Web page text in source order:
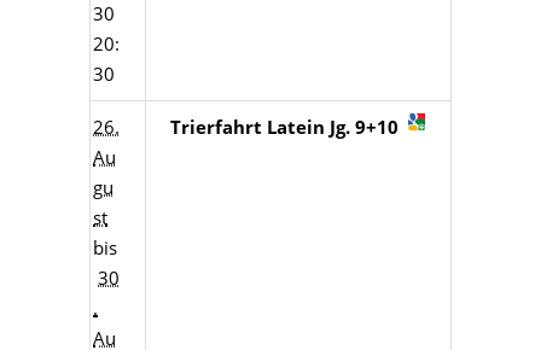
30
20:
30
26.
Au
gu
st
bis
30
.
Au
Trierfahrt Latein Jg. 9+10